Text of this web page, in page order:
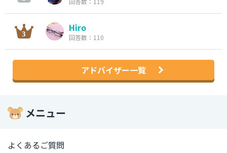
Hiro
回答数：110
アドバイザー一覧
メニュー
よくあるご質問